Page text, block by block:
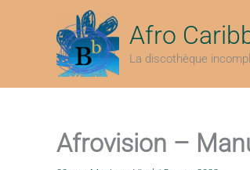
Afro
La discothèque
Afrovision –